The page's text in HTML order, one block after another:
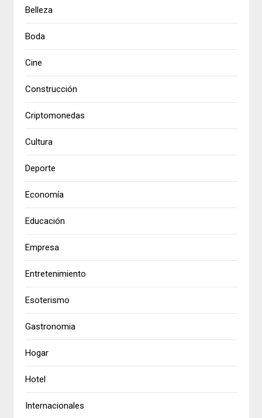
Belleza
Boda
Cine
Construcción
Criptomonedas
Cultura
Deporte
Economía
Educación
Empresa
Entretenimiento
Esoterismo
Gastronomia
Hogar
Hotel
Internacionales